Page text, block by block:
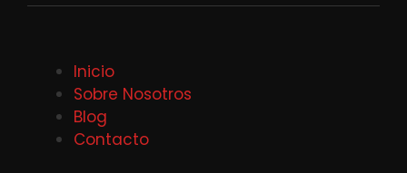
Inicio
Sobre Nosotros
Blog
Contacto